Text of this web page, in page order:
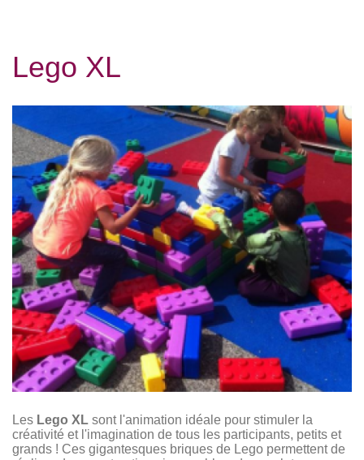
Lego XL
Les Lego XL sont l'animation idéale pour stimuler la
créativité et l'imagination de tous les participants, petits et
grands ! Ces gigantesques briques de Lego permettent de